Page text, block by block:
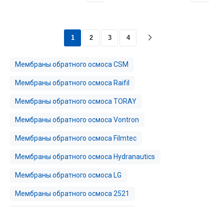
1 2 3 4
Мембраны обратного осмоса CSM
Мембраны обратного осмоса Raifil
Мембраны обратного осмоса TORAY
Мембраны обратного осмоса Vontron
Мембраны обратного осмоса Filmtec
Мембраны обратного осмоса Hydranautics
Мембраны обратного осмоса LG
Мембраны обратного осмоса 2521